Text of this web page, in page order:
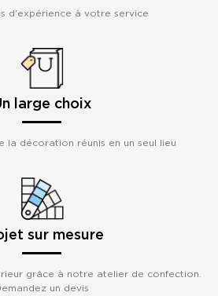
d'expérience à votre service
large choix
la décoration réunis en un seul lieu
sur mesure
grâce à notre atelier de confection.
un devis